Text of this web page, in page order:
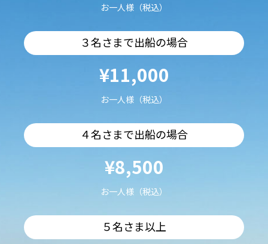
お一人様（税込）
３名さまで出船の場合
¥11,000
お一人様（税込）
４名さまで出船の場合
¥8,500
お一人様（税込）
５名さま以上